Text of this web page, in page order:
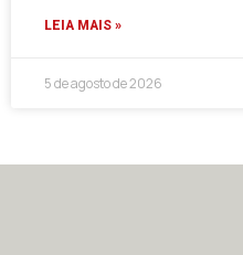
LEIA MAIS »
5 de agosto de 2026